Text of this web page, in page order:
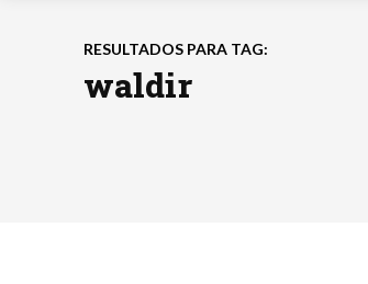
RESULTADOS PARA TAG:
waldir